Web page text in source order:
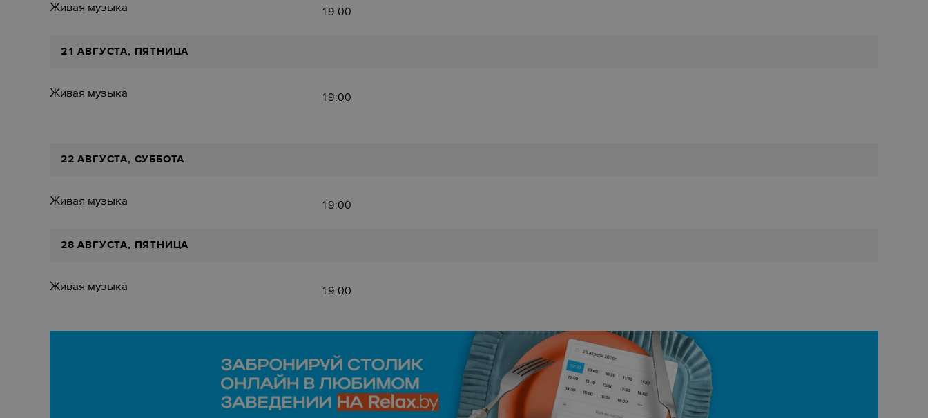
Живая музыка 19:00
21 АВГУСТА, ПЯТНИЦА
Живая музыка 19:00
22 АВГУСТА, СУББОТА
Живая музыка 19:00
28 АВГУСТА, ПЯТНИЦА
Живая музыка 19:00